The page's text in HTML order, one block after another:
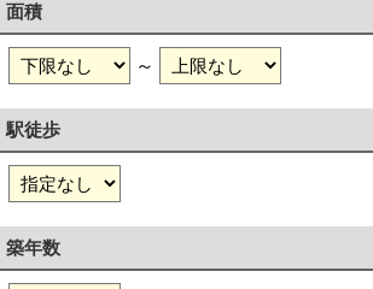
面積
～
駅徒歩
築年数